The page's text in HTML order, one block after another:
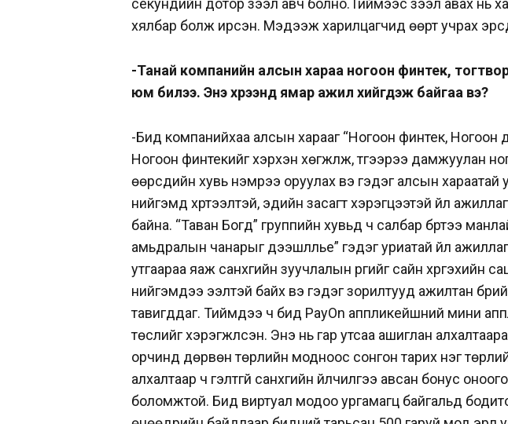
секундийн дотор зээл авч болно.Тиймээс зээл авах нь
хялбар болж ирсэн. Мэдээж харилцагчид өөрт учрах
-Танай компанийн алсын хараа ногоон финтек,
юм билээ. Энэ хүрээнд ямар ажил хийгдэж байгаа вэ?
-Бид компанийхаа алсын харааг “Ногоон финтек, Ногоон
Ногоон финтекийг хэрхэн хөгжүүлж, түүгээрээ дамжуулан
өөрсдийн хувь нэмрээ оруулах вэ гэдэг алсын хараатай
нийгэмд хүртээлтэй, эдийн засагт хэрэгцээтэй үйл
байна. “Таван Богд” группийн хувьд ч салбар бүртээ
амьдралын чанарыг дээшлүүлье” гэдэг уриатай үйл
утгаараа яаж санхүүгийн зуучлалын үүргийг сайн хүргэхийн
нийгэмдээ ээлтэй байх вэ гэдэг зорилтууд ажилтан
тавигддаг. Тиймдээ ч бид PayOn аппликейшний мини
төслийг хэрэгжүүлсэн. Энэ нь гар утсаа ашиглан
орчинд дөрвөн төрлийн модноос сонгон тарих нэг
алхалтаар ч гэлтгүй санхүүгийн үйлчилгээ авсан бонус
боломжтой. Бид виртуал модоо ургамагц байгальд